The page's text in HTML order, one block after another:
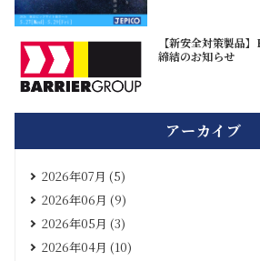
【新安全対策製
締結のお知らせ
アーカイブ
2026年07月 (5)
2026年06月 (9)
2026年05月 (3)
2026年04月 (10)